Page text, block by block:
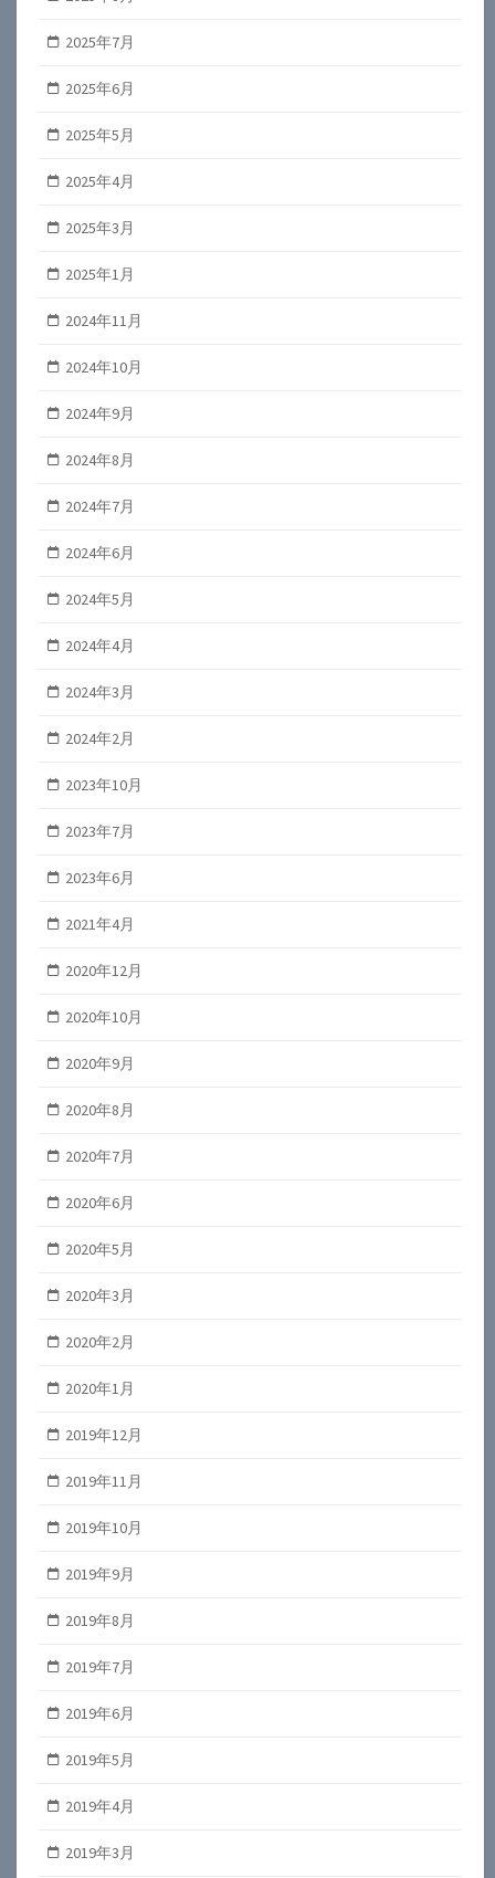
2025年7月
2025年6月
2025年5月
2025年4月
2025年3月
2025年1月
2024年11月
2024年10月
2024年9月
2024年8月
2024年7月
2024年6月
2024年5月
2024年4月
2024年3月
2024年2月
2023年10月
2023年7月
2023年6月
2021年4月
2020年12月
2020年10月
2020年9月
2020年8月
2020年7月
2020年6月
2020年5月
2020年3月
2020年2月
2020年1月
2019年12月
2019年11月
2019年10月
2019年9月
2019年8月
2019年7月
2019年6月
2019年5月
2019年4月
2019年3月